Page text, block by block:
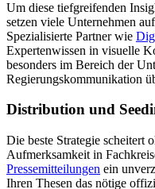
Um diese tiefgreifenden
setzen viele Unternehmen
Spezialisierte Partner wie
Expertenwissen in visuelle
besonders im Bereich der
Regierungskommunikation
Distribution und
Die beste Strategie scheitert
Aufmerksamkeit in
Pressemitteilungen ein
Ihren Thesen das nötige